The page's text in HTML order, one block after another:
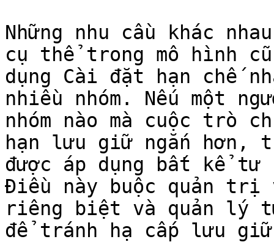
Những nhu cầu khác
cụ thể trong mô hình
dụng Cài đặt hạn chế
nhiều nhóm. Nếu một
nhóm nào mà cuộc trò
hạn lưu giữ ngắn hơn,
được áp dụng bất kể tư
Điều này buộc quản trị
riêng biệt và quản lý
để tránh hạ cấp lưu